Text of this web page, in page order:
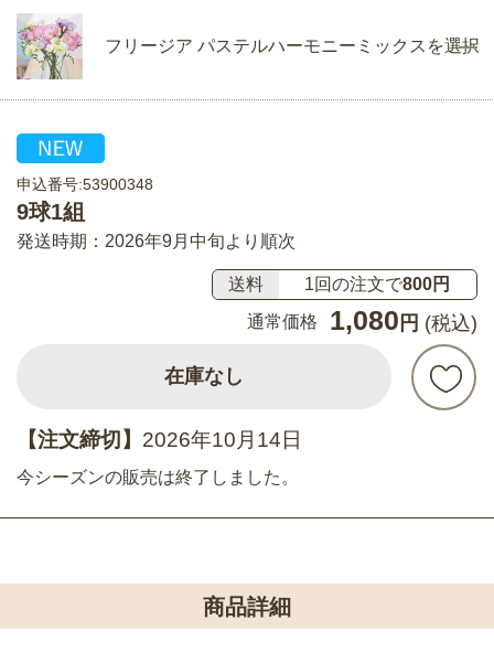
フリージア パステルハーモニーミックスを選択
申込番号:53900348
9球1組
発送時期：2026年9月中旬より順次
送料 1回の注文で800円
通常価格
1,080 円 (税込)
在庫なし
【注文締切】 2026年10月14日
今シーズンの販売は終了しました。
商品詳細